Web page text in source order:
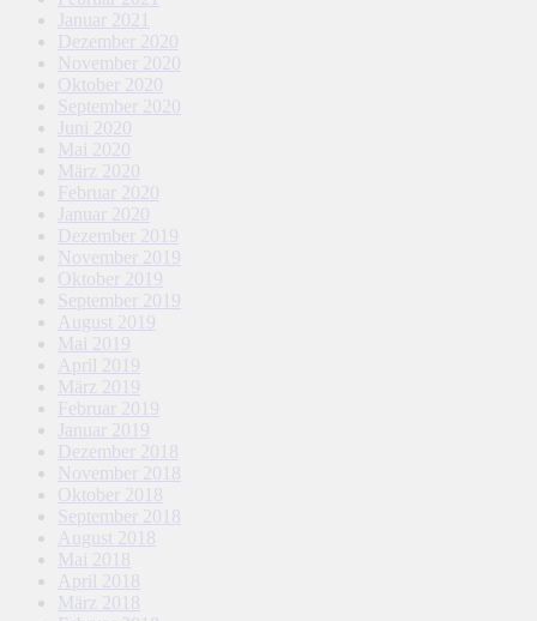
Januar 2021
Dezember 2020
November 2020
Oktober 2020
September 2020
Juni 2020
Mai 2020
März 2020
Februar 2020
Januar 2020
Dezember 2019
November 2019
Oktober 2019
September 2019
August 2019
Mai 2019
April 2019
März 2019
Februar 2019
Januar 2019
Dezember 2018
November 2018
Oktober 2018
September 2018
August 2018
Mai 2018
April 2018
März 2018